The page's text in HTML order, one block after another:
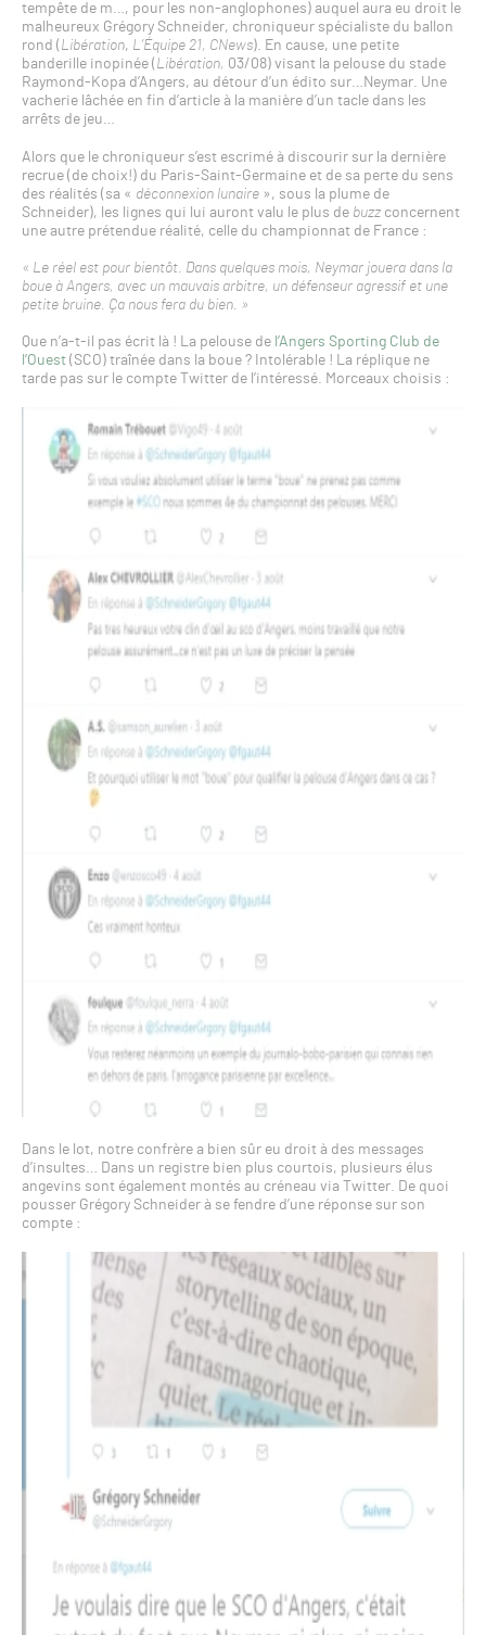
tempête de m…, pour les non-anglophones) auquel aura eu droit le
malheureux Grégory Schneider, chroniqueur spécialiste du ballon
rond ( Libération, L’Équipe 21, CNews). En cause, une petite
banderille inopinée ( Libération, 03/08) visant la pelouse du stade
Raymond-Kopa d’Angers, au détour d’un édito sur…Neymar. Une
vacherie lâchée en fin d’article à la manière d’un tacle dans les
arrêts de jeu…
Alors que le chroniqueur s’est escrimé à discourir sur la dernière
recrue (de choix!) du Paris-Saint-Germaine et de sa perte du sens
des réalités (sa « déconnexion lunaire », sous la plume de
Schneider), les lignes qui lui auront valu le plus de buzzconcernent
une autre prétendue réalité, celle du championnat de France :
« Le réel est pour bientôt. Dans quelques mois, Neymar jouera dans la
boue à Angers, avec un mauvais arbitre, un défenseur agressif et une
petite bruine. Ça nous fera du bien. »
Que n’a-t-il pas écrit là ! La pelouse de l’Angers Sporting Club de
l’Ouest(SCO) traînée dans la boue ? Intolérable ! La réplique ne
tarde pas sur le compte Twitter de l’intéressé. Morceaux choisis :
Dans le lot, notre confrère a bien sûr eu droit à des messages
d’insultes… Dans un registre bien plus courtois, plusieurs élus
angevins sont également montés au créneau via Twitter. De quoi
pousser Grégory Schneider à se fendre d’une réponse sur son
compte :